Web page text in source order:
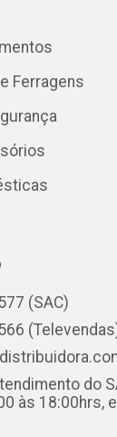
Ferragens
(SAC)
do
às 18:00hrs,